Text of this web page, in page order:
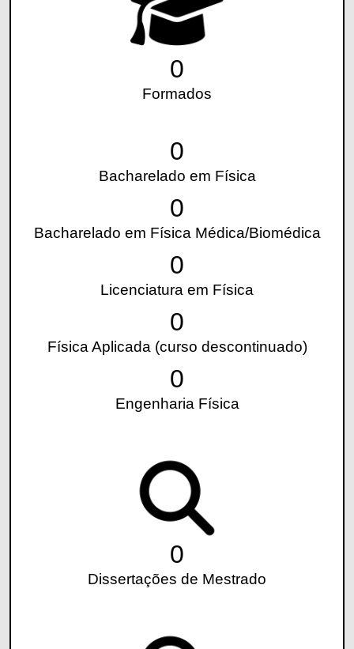
0
Formados
0
Bacharelado em Física
0
Bacharelado em Física Médica/Biomédica
0
Licenciatura em Física
0
Física Aplicada (curso descontinuado)
0
Engenharia Física
0
Dissertações de Mestrado